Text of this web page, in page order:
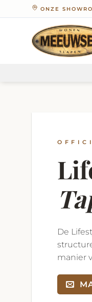
naar
ONZE
De
manier